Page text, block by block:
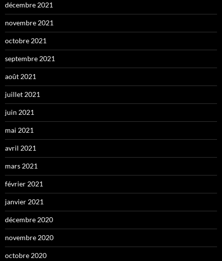
décembre 2021
novembre 2021
octobre 2021
septembre 2021
août 2021
juillet 2021
juin 2021
mai 2021
avril 2021
mars 2021
février 2021
janvier 2021
décembre 2020
novembre 2020
octobre 2020